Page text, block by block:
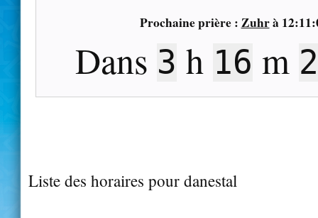
Prochaine prière : Zuhrà
Dans 3 h 16 m
Liste des horaires pour danestal